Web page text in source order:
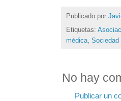
Publicado por
Etiquetas:
médica, Sociedad
No hay
Publicar un